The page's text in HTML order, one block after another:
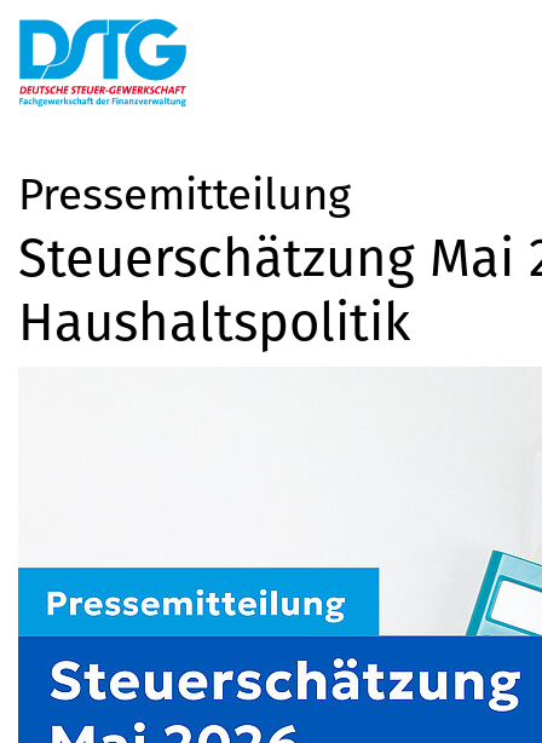
Pressemitteilung
Steuerschätzung Mai
Haushaltspolitik